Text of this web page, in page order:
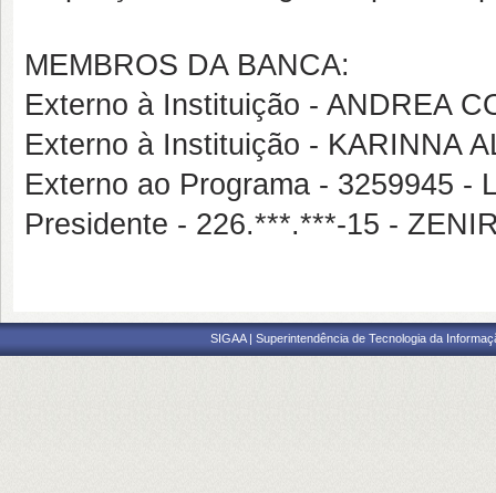
MEMBROS DA BANCA:
Externo à Instituição - ANDREA
Externo à Instituição - KARINNA
Externo ao Programa - 3259945 -
Presidente - 226.***.***-15 -
SIGAA | Superintendência de Tecnologia da